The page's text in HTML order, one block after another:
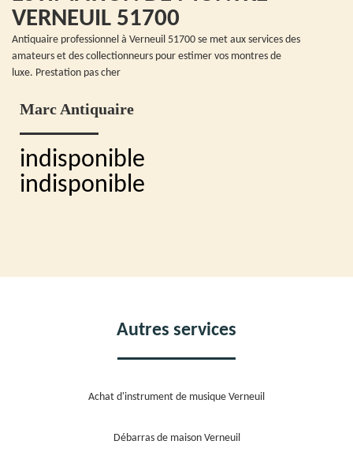
VERNEUIL 51700
Antiquaire professionnel à Verneuil 51700 se met aux services des
amateurs et des collectionneurs pour estimer vos montres de
luxe. Prestation pas cher
Marc Antiquaire
indisponible
indisponible
Autres services
Achat d'instrument de musique Verneuil
Débarras de maison Verneuil